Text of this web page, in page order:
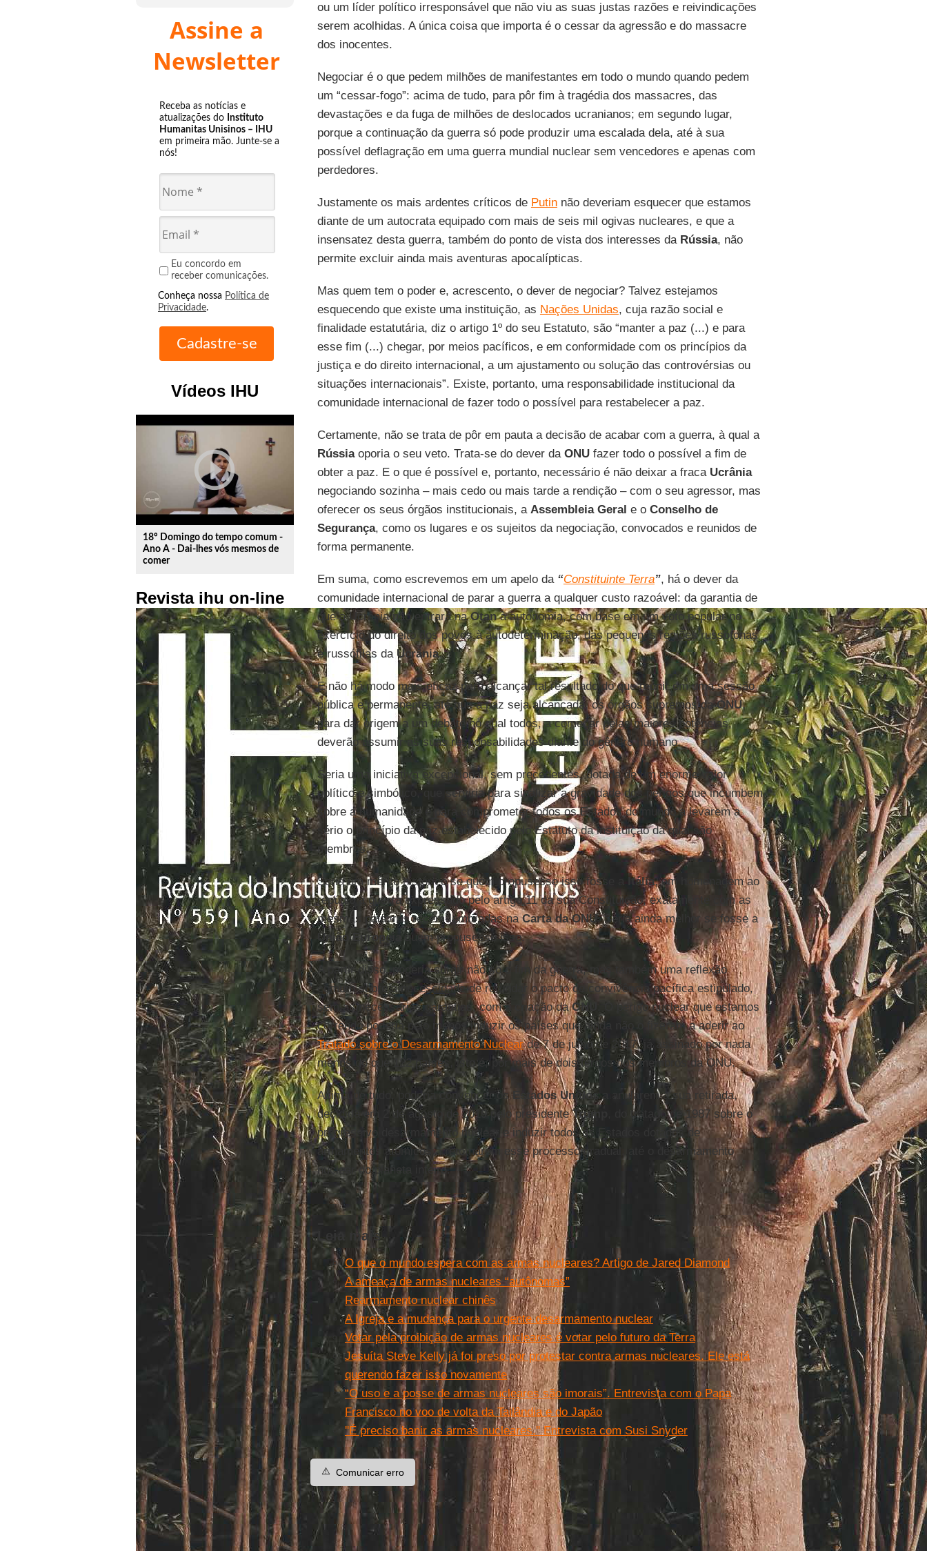
Assine a
Newsletter
Receba as notícias e
atualizações do Instituto
Humanitas Unisinos – IHU
em primeira mão. Junte-se a
nós!
Eu concordo em
receber comunicações.
Conheça nossa Política de
Privacidade.
Vídeos IHU
play_circle_outline
18º Domingo do tempo comum -
Ano A - Dai-lhes vós mesmos de
comer
Revista ihu on-line
ou um líder político irresponsável que não viu as suas justas razões e reivindicações
serem acolhidas. A única coisa que importa é o cessar da agressão e do massacre
dos inocentes.
Negociar é o que pedem milhões de manifestantes em todo o mundo quando pedem
um “cessar-fogo”: acima de tudo, para pôr fim à tragédia dos massacres, das
devastações e da fuga de milhões de deslocados ucranianos; em segundo lugar,
porque a continuação da guerra só pode produzir uma escalada dela, até à sua
possível deflagração em uma guerra mundial nuclear sem vencedores e apenas com
perdedores.
Justamente os mais ardentes críticos de Putinnão deveriam esquecer que estamos
diante de um autocrata equipado com mais de seis mil ogivas nucleares, e que a
insensatez desta guerra, também do ponto de vista dos interesses da Rússia, não
permite excluir ainda mais aventuras apocalípticas.
Mas quem tem o poder e, acrescento, o dever de negociar? Talvez estejamos
esquecendo que existe uma instituição, as Nações Unidas, cuja razão social e
finalidade estatutária, diz o artigo 1º do seu Estatuto, são “manter a paz (...) e para
esse fim (...) chegar, por meios pacíficos, e em conformidade com os princípios da
justiça e do direito internacional, a um ajustamento ou solução das controvérsias ou
situações internacionais”. Existe, portanto, uma responsabilidade institucional da
comunidade internacional de fazer todo o possível para restabelecer a paz.
Certamente, não se trata de pôr em pauta a decisão de acabar com a guerra, à qual a
Rússiaoporia o seu veto. Trata-se do dever da ONUfazer todo o possível a fim de
obter a paz. E o que é possível e, portanto, necessário é não deixar a fraca Ucrânia
negociando sozinha – mais cedo ou mais tarde a rendição – com o seu agressor, mas
oferecer os seus órgãos institucionais, a Assembleia Geral e o Conselho de
Segurança, como os lugares e os sujeitos da negociação, convocados e reunidos de
forma permanente.
Em suma, como escrevemos em um apelo da “Constituinte Terra”, há o dever da
comunidade internacional de parar a guerra a qualquer custo razoável: da garantia de
que a Ucrânia não entrará naOtanà autonomia, com base em um voto popular no
exercício do direito dos povos à autodeterminação, das pequenas regiões russófonas
e russófilas da Ucrânia.
E não há modo mais eficaz para alcançar tal resultado do que reunir em uma sessão
pública e permanente, até que a paz seja alcançada, os órgãos supremos daONU,
para dar origem a um debate no qual todos, a começar pelas maiores potências,
deverão assumir as suas responsabilidades diante do gênero humano.
Seria uma iniciativa excepcional, sem precedentes, dotada de um enorme valor
político e simbólico, que serviria para sinalizar a gravidade dos perigos que incumbem
sobre a humanidade e para comprometer todos os Estados do mundo a levarem a
sério o princípio da paz estabelecido pelo Estatuto da instituição da qual são
membros.
Seria um mérito histórico se quem propusesse isso fosse a Itália, em homenagem ao
repúdio à guerra expressado pelo artigo 11 da sua Constituição, exatamente com as
mesmas palavras recém-lembradas naCarta da ONU. Seria ainda melhor se fosse a
União Europeiaquem propusesse isso.
A partir disso, poderia surgir não só o fim da guerra, mas também uma reflexão
comum sobre a necessidade de refundar o pacto de convivência pacífica estipulado,
sem as necessárias garantias, com a criação daONU
. O perigo nuclear que estamos
correndo poderia pelo menos induzir os países que ainda não o fizeram a aderir ao
Tratado sobre o Desarmamento Nuclearde 7 de julho de 2017, já assinado por nada
menos do que 122 países, isto é, por mais de dois terços dos membros da ONU.
Acima de tudo, poderia convencer osEstados Unidos a anularem a sua retirada,
decidida em 2 de agosto de 2019 pelo presidenteTrump
, do tratado de 1987 sobre o
progressivo desarmamento nuclear e induzir todos os Estados dotados de
armamentos atômicos a retomarem esse processo gradual, até o desarmamento
nuclear do planeta inteiro.
Leia mais
O que o mundo espera com as armas nucleares? Artigo de Jared Diamond
A ameaça de armas nucleares “autônomas”
Rearmamento nuclear chinês
A Igreja e a mudança para o urgente desarmamento nuclear
Votar pela proibição de armas nucleares é votar pelo futuro da Terra
Jesuíta Steve Kelly já foi preso por protestar contra armas nucleares. Ele está
querendo fazer isso novamente
“O uso e a posse de armas nucleares são imorais”. Entrevista com o Papa
Francisco no voo de volta da Tailândia e do Japão
''É preciso banir as armas nucleares.'' Entrevista com Susi Snyder
⚠️ Comunicar erro